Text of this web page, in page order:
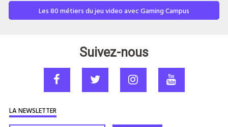
Les 80 métiers du jeu video avec Gaming Campus
Suivez-nous
LA NEWSLETTER